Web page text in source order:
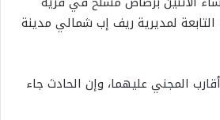
لمديرية ريف إب شمالي مدينة
المجني عليهما، وإن الحادث جاء